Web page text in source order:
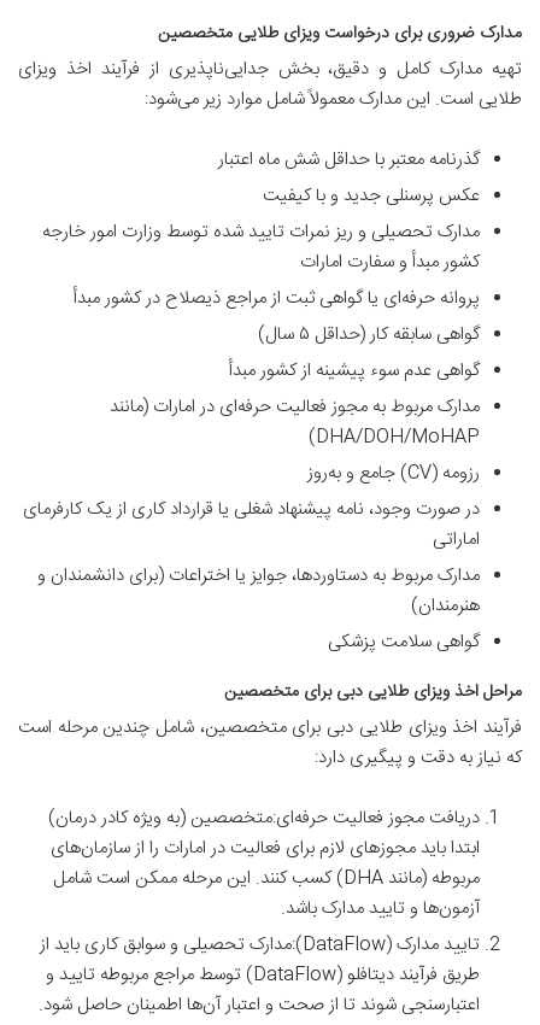
مدارک ضروری برای درخواست ویزای طلایی متخصصین
تهیه مدارک کامل و دقیق، بخش جدایی‌ناپذیری از فرآیند اخذ ویزای
طلایی است. این مدارک معمولاً شامل موارد زیر می‌شود:
گذرنامه معتبر با حداقل شش ماه اعتبار
عکس پرسنلی جدید و با کیفیت
مدارک تحصیلی و ریز نمرات تایید شده توسط وزارت امور خارجه
کشور مبدأ و سفارت امارات
پروانه حرفه‌ای یا گواهی ثبت از مراجع ذیصلاح در کشور مبدأ
گواهی سابقه کار (حداقل ۵ سال)
گواهی عدم سوء پیشینه از کشور مبدأ
مدارک مربوط به مجوز فعالیت حرفه‌ای در امارات (مانند
DHA/DOH/MoHAP)
رزومه (CV) جامع و به‌روز
در صورت وجود، نامه پیشنهاد شغلی یا قرارداد کاری از یک کارفرمای
اماراتی
مدارک مربوط به دستاوردها، جوایز یا اختراعات (برای دانشمندان و
هنرمندان)
گواهی سلامت پزشکی
مراحل اخذ ویزای طلایی دبی برای متخصصین
فرآیند اخذ ویزای طلایی دبی برای متخصصین، شامل چندین مرحله است
که نیاز به دقت و پیگیری دارد:
دریافت مجوز فعالیت حرفه‌ای:متخصصین (به ویژه کادر درمان)
ابتدا باید مجوزهای لازم برای فعالیت در امارات را از سازمان‌های
مربوطه (مانند DHA) کسب کنند. این مرحله ممکن است شامل
آزمون‌ها و تایید مدارک باشد.
تایید مدارک (DataFlow):مدارک تحصیلی و سوابق کاری باید از
طریق فرآیند دیتافلو (DataFlow) توسط مراجع مربوطه تایید و
اعتبارسنجی شوند تا از صحت و اعتبار آن‌ها اطمینان حاصل شود.